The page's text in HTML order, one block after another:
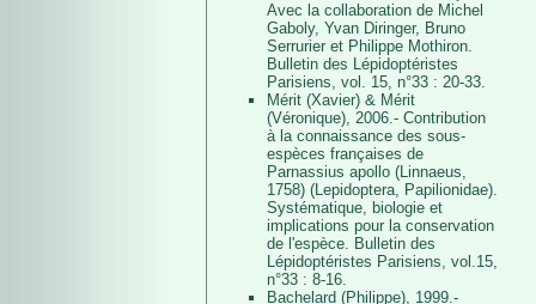
Avec la collaboration de Michel
Gaboly, Yvan Diringer, Bruno
Serrurier et Philippe Mothiron.
Bulletin des Lépidoptéristes
Parisiens, vol. 15, n°33 : 20-33.
Mérit (Xavier) & Mérit
(Véronique), 2006.- Contribution
à la connaissance des sous-
espèces françaises de
Parnassius apollo (Linnaeus,
1758) (Lepidoptera, Papilionidae).
Systématique, biologie et
implications pour la conservation
de l'espèce. Bulletin des
Lépidoptéristes Parisiens, vol.15,
n°33 : 8-16.
Bachelard (Philippe), 1999.-